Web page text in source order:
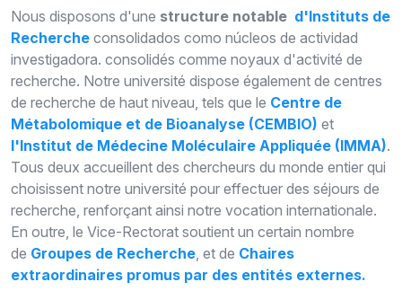
Nous disposons d'une structure notable d'Instituts de
Recherche consolidados como núcleos de actividad
investigadora. consolidés comme noyaux d'activité de
recherche. Notre université dispose également de centres
de recherche de haut niveau, tels que le Centre de
Métabolomique et de Bioanalyse (CEMBIO) et
l'Institut de Médecine Moléculaire Appliquée (IMMA).
Tous deux accueillent des chercheurs du monde entier qui
choisissent notre université pour effectuer des séjours de
recherche, renforçant ainsi notre vocation internationale.
En outre, le Vice-Rectorat soutient un certain nombre
de Groupes de Recherche, et de Chaires
extraordinaires promus par des entités externes.